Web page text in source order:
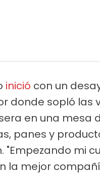
inició con un
donde sopló las
en una mesa
panes y
"Empezando mi
la mejor